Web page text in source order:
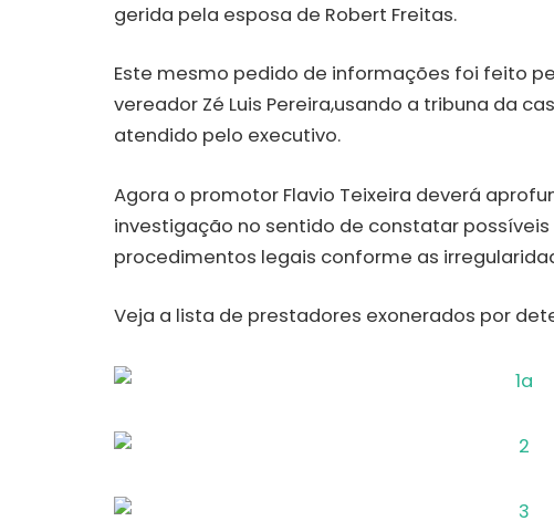
gerida pela esposa de Robert Freitas.
Este mesmo pedido de informações foi feito
vereador Zé Luis Pereira,usando a tribuna da
atendido pelo executivo.
Agora o promotor Flavio Teixeira deverá
investigação no sentido de constatar
procedimentos legais conforme as
Veja a lista de prestadores exonerados por